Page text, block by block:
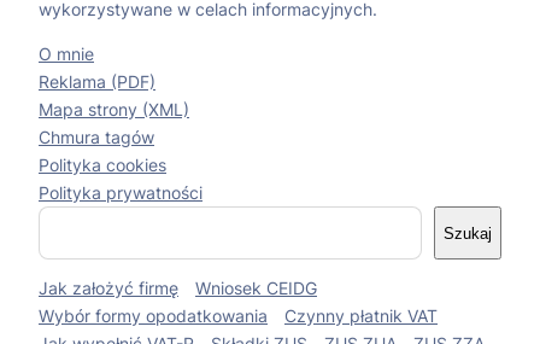
wykorzystywane w celach informacyjnych.
O mnie
Reklama (PDF)
Mapa strony (XML)
Chmura tagów
Polityka cookies
Polityka prywatności
S
k
a
Szukaj
Jak założyć firmę
Wniosek CEIDG
Wybór formy opodatkowania
Czynny płatnik VAT